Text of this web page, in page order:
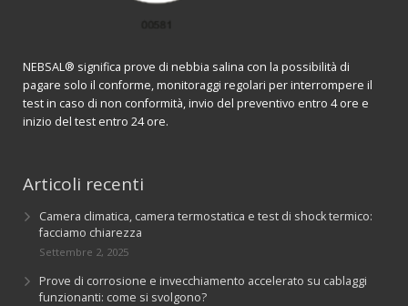
NEBSAL® significa prove di nebbia salina con la possibilità di
pagare solo il conforme, monitoraggi regolari per interrompere il
test in caso di non conformità, invio del preventivo entro 4 ore e
inizio del test entro 24 ore.
Articoli recenti
Camera climatica, camera termostatica e test di shock termico:
facciamo chiarezza
Settembre 2, 2025
Prove di corrosione e invecchiamento accelerato su cablaggi
funzionanti: come si svolgono?